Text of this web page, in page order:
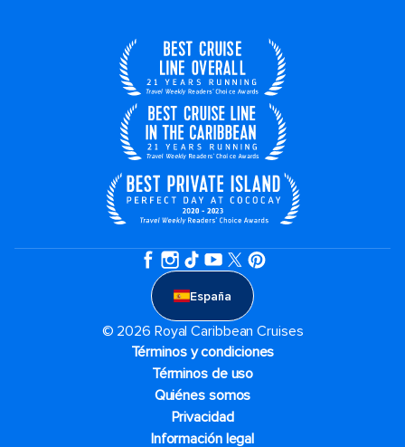
España
© 2026 Royal Caribbean Cruises
Términos y condiciones
Términos de uso
Quiénes somos
Privacidad
Información legal